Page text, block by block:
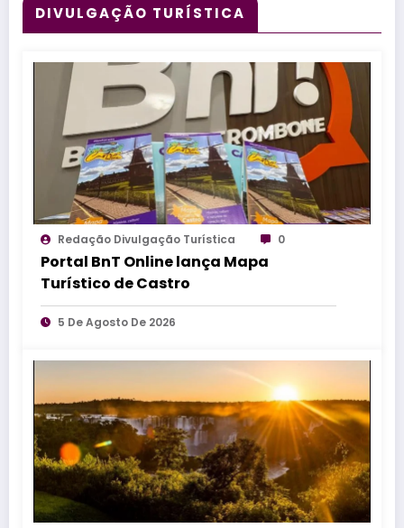
DIVULGAÇÃO TURÍSTICA
Redação Divulgação Turística 0
Portal BnT Online lança Mapa
Turístico de Castro
5 De Agosto De 2026